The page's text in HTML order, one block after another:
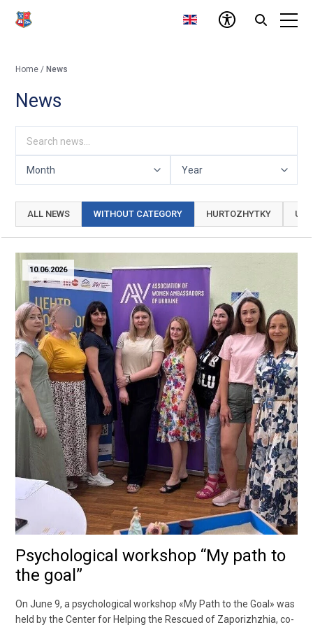
Home / News
News
ALL NEWS WITHOUT CATEGORY HURTOZHYTKY
10.06.2026
Psychological workshop “My path to
the goal”
On June 9, a psychological workshop «My Path to the Goal» was
held by the Center for Helping the Rescued of Zaporizhzhia, co-